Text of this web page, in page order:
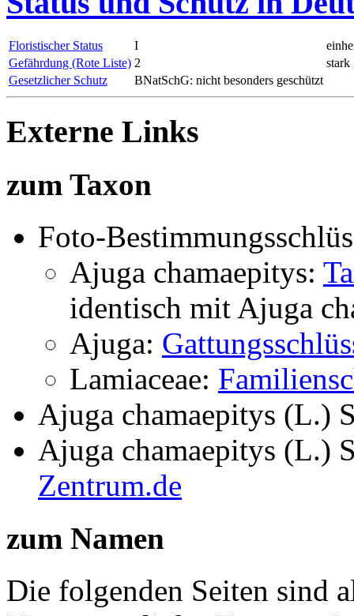
Floristischer Status I
Gefährdung (Rote Liste) 2
stark
Gesetzlicher Schutz
BNatSchG: nicht besonders geschützt
Externe Links
zum Taxon
Foto-
Ajuga chamaepitys:
identisch mit Ajuga
Ajuga:
Lamiaceae:
Ajuga chamaepitys (L.)
Ajuga chamaepitys (L.)
Zentrum.de
zum Namen
Die folgenden Seiten sind